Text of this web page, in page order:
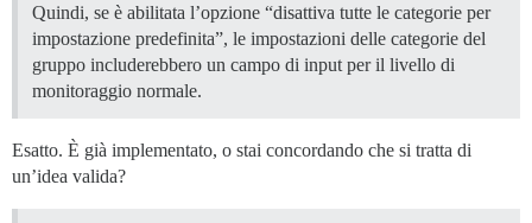
Quindi, se è abilitata l’opzione “disattiva tutte le categorie per
impostazione predefinita”, le impostazioni delle categorie del
gruppo includerebbero un campo di input per il livello di
monitoraggio normale.
Esatto. È già implementato, o stai concordando che si tratta di
un’idea valida?